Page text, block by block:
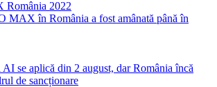
MAX în România a fost amânată până în
se aplică din 2 august, dar România încă
de sancționare